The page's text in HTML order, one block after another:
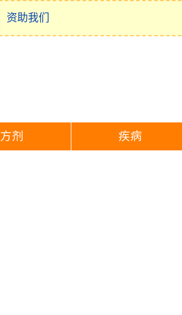
资助我们
方剂 疾病